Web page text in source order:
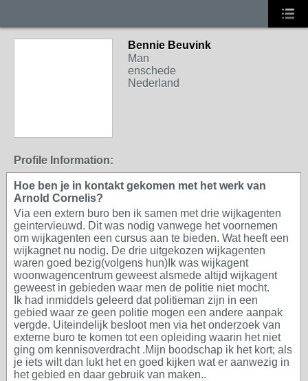
Bennie Beuvink
Man
enschede
Nederland
Profile Information:
Hoe ben je in kontakt gekomen met het werk van
Arnold Cornelis?
Via een extern buro ben ik samen met drie wijkagenten
geintervieuwd. Dit was nodig vanwege het voornemen
om wijkagenten een cursus aan te bieden. Wat heeft een
wijkagnet nu nodig. De drie uitgekozen wijkagenten
waren goed bezig(volgens hun)Ik was wijkagent
woonwagencentrum geweest alsmede altijd wijkagent
geweest in gebieden waar men de politie niet mocht.
Ik had inmiddels geleerd dat politieman zijn in een
gebied waar ze geen politie mogen een andere aanpak
vergde. Uiteindelijk besloot men via het onderzoek van
externe buro te komen tot een opleiding waarin het niet
ging om kennisoverdracht .Mijn boodschap ik het kort; als
je iets wilt dan lukt het en goed kijken wat er aanwezig in
het gebied en daar gebruik van maken..